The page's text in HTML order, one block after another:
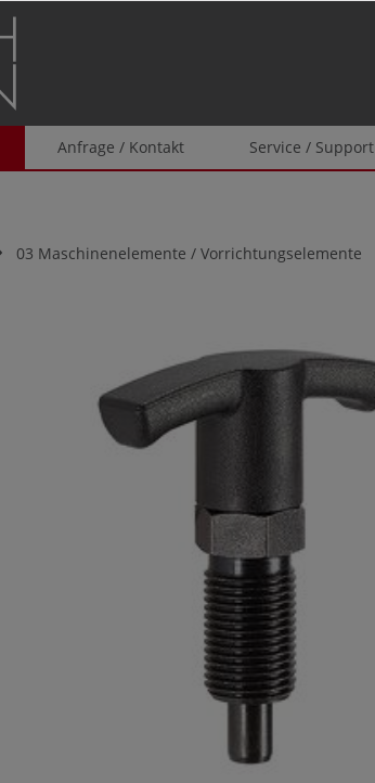
springen
Anfrage / Kontakt Service / Support
03 Maschinenelemente / Vorrichtungselemente